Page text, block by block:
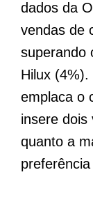
dados da
vendas de
superando
Hilux
emplaca o
insere dois
quanto a